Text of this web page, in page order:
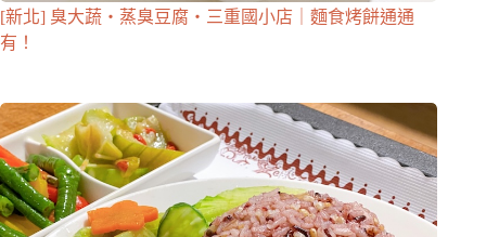
[新北] 臭大蔬・蒸臭豆腐・三重國小店｜麵食烤餅通通
有！